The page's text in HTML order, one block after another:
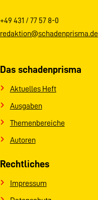
+49 431 / 77 57 8-0
redaktion@schadenprisma.de
Das schadenprisma
Aktuelles Heft
Ausgaben
Themenbereiche
Autoren
Rechtliches
Impressum